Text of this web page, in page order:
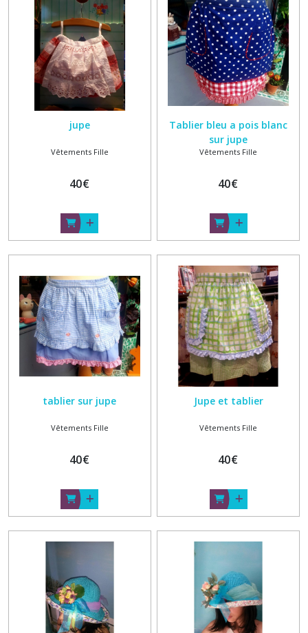
jupe
Vêtements Fille
40€
Tablier bleu a pois blanc
sur jupe
Vêtements Fille
40€
tablier sur jupe
Vêtements Fille
40€
Jupe et tablier
Vêtements Fille
40€
Jupes
(1)
Nœuds
et
accessoires
coiffure
Robes
(1)
Pantalons
(1)
Afficher